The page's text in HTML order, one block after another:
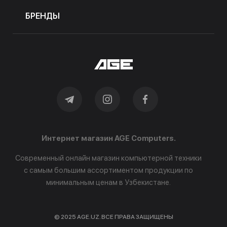
БРЕНДЫ
Интернет магазин AGE Computers.
Современный онлайн магазин компьютерной техники
с самым большим ассортиментом продукции по
минимальным ценам в Узбекистане.
© 2025 AGE.UZ. ВСЕ ПРАВА ЗАЩИЩЕНЫ